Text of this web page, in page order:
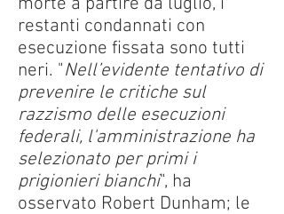
restanti condannati con
esecuzione fissata sono tutti
neri. "Nell’evidente tentativo di
prevenire le critiche sul
razzismo delle esecuzioni
federali, l'amministrazione ha
selezionato per primi i
prigionieri bianchi", ha
osservato Robert Dunham; le